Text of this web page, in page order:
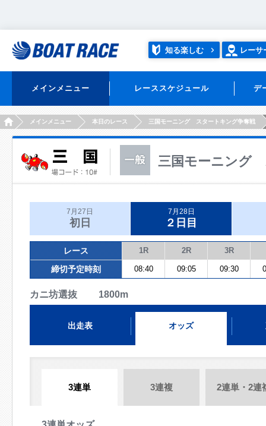
知る楽しむ レーサ
メインメニュー レーススケジュール デ
HOMEメインメニュー 本日のレース 三国モーニング スタートキング争奪戦
三国モーニング
7月27日
初日
7月28日
２日目
レース 1R 2R 3R
締切予定時刻 08:40 09:05 09:30
カニ坊選抜 1800m
出走表 オッズ
3連単 3連複 2連単・2連